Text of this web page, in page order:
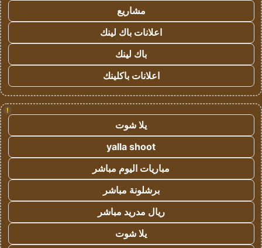
مشاريع
اعلانات باك لينك
باك لينك
اعلانات باكلينك
!
يلا شوت
yalla shoot
مباريات اليوم مباشر
برشلونة مباشر
ريال مدريد مباشر
يلا شوت